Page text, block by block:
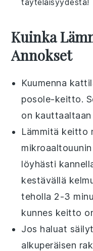
Kuinka
Annokset
Kuumenna
posole-keitto.
on kauttaaltaan
Lämmitä keitto
löyhästi
kestävällä
teholla 2-3
kunnes keitto
Jos haluat
alkuperäisen